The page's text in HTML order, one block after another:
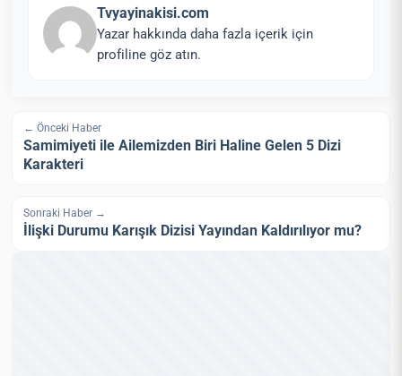
Tvyayinakisi.com
Yazar hakkında daha fazla içerik için
profiline göz atın.
← Önceki Haber
Samimiyeti ile Ailemizden Biri Haline Gelen 5 Dizi
Karakteri
Sonraki Haber →
İlişki Durumu Karışık Dizisi Yayından Kaldırılıyor mu?